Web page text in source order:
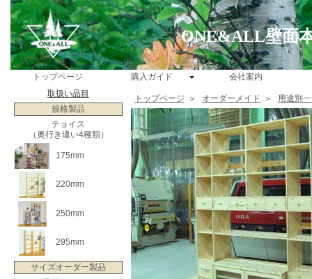
ONE&ALL壁面
トップページ 購入ガイド
会社案内
取扱い品目
規格製品
チョイス
（奥行き違い4種類）
175mm
220mm
250mm
295mm
サイズオーダー製品
トップページ ＞ オーダーメイド ＞ 用途別